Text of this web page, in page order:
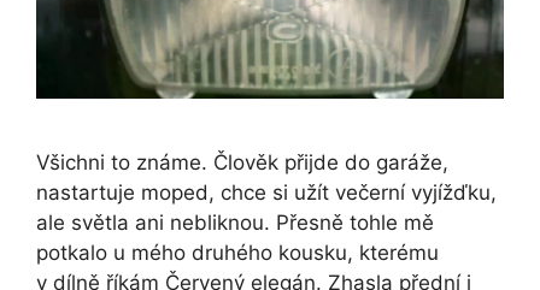
Všichni to známe. Člověk přijde do garáže,
nastartuje moped, chce si užít večerní vyjížďku,
ale světla ani nebliknou. Přesně tohle mě
potkalo u mého druhého kousku, kterému
v dílně říkám Červený elegán. Zhasla přední i